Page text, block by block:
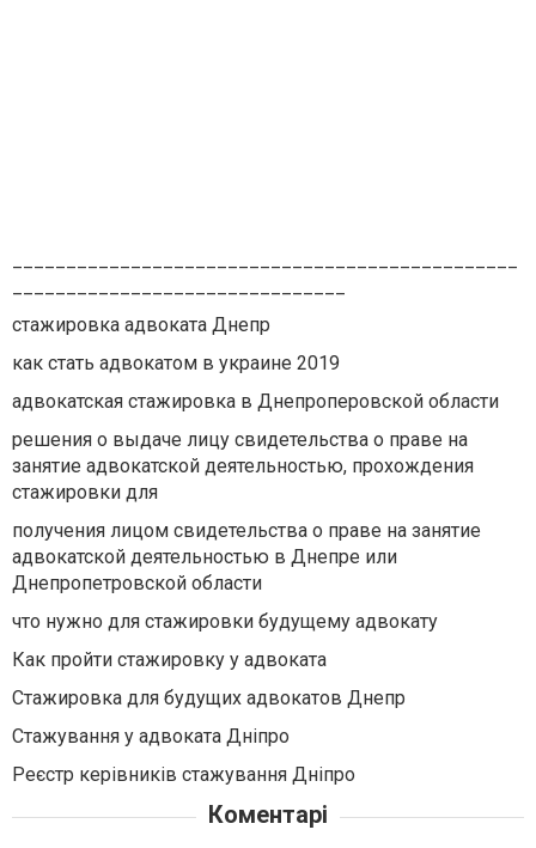
стажировка адвоката Днепр
как стать адвокатом в украине 2019
адвокатская стажировка в Днепроперовской области
решения о выдаче лицу свидетельства о праве на
занятие адвокатской деятельностью, прохождения
стажировки для
получения лицом свидетельства о праве на занятие
адвокатской деятельностью в Днепре или
Днепропетровской области
что нужно для стажировки будущему адвокату
Как пройти стажировку у адвоката
Стажировка для будущих адвокатов Днепр
Стажування у адвоката Дніпро
Реєстр керівників стажування Дніпро
Коментарі